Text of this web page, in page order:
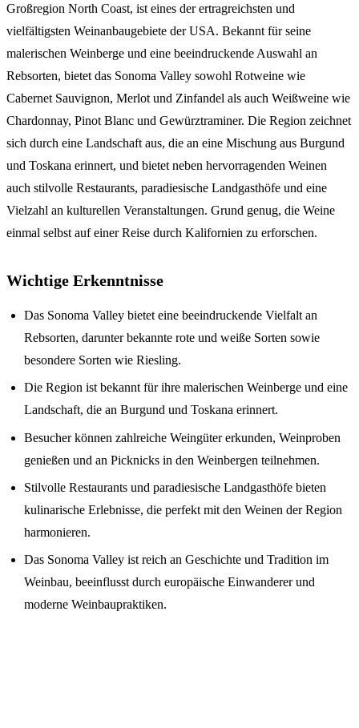
Großregion North Coast, ist eines der ertragreichsten und
vielfältigsten Weinanbaugebiete der USA. Bekannt für seine
malerischen Weinberge und eine beeindruckende Auswahl an
Rebsorten, bietet das Sonoma Valley sowohl Rotweine wie
Cabernet Sauvignon, Merlot und Zinfandel als auch Weißweine wie
Chardonnay, Pinot Blanc und Gewürztraminer. Die Region zeichnet
sich durch eine Landschaft aus, die an eine Mischung aus Burgund
und Toskana erinnert, und bietet neben hervorragenden Weinen
auch stilvolle Restaurants, paradiesische Landgasthöfe und eine
Vielzahl an kulturellen Veranstaltungen. Grund genug, die Weine
einmal selbst auf einer Reise durch Kalifornien zu erforschen.
Wichtige Erkenntnisse
Das Sonoma Valley bietet eine beeindruckende Vielfalt an
Rebsorten, darunter bekannte rote und weiße Sorten sowie
besondere Sorten wie Riesling.
Die Region ist bekannt für ihre malerischen Weinberge und eine
Landschaft, die an Burgund und Toskana erinnert.
Besucher können zahlreiche Weingüter erkunden, Weinproben
genießen und an Picknicks in den Weinbergen teilnehmen.
Stilvolle Restaurants und paradiesische Landgasthöfe bieten
kulinarische Erlebnisse, die perfekt mit den Weinen der Region
harmonieren.
Das Sonoma Valley ist reich an Geschichte und Tradition im
Weinbau, beeinflusst durch europäische Einwanderer und
moderne Weinbaupraktiken.